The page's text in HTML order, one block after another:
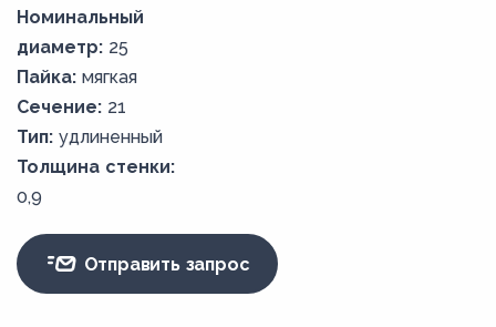
Номинальный
диаметр: 25
Пайка: мягкая
Сечение: 21
Тип: удлиненный
Толщина стенки:
0,9
Отправить запрос